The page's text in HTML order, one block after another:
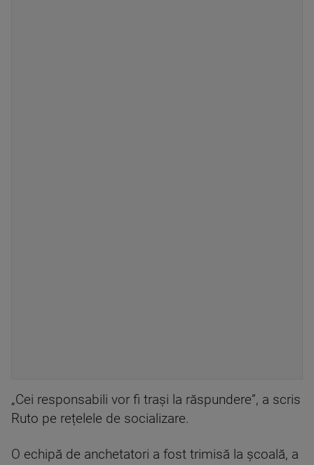
„Cei responsabili vor fi trași la răspundere”, a scris
Ruto pe rețelele de socializare.
O echipă de anchetatori a fost trimisă la școală, a